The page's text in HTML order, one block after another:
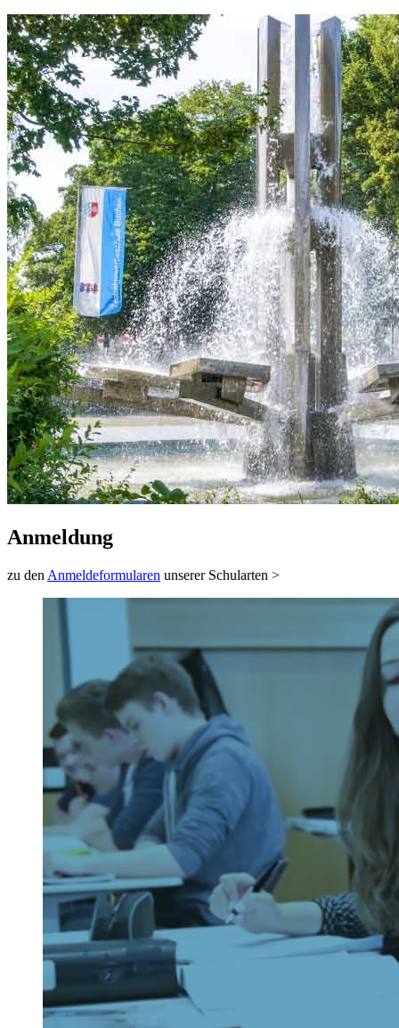
Anmeldung
zu den Anmeldeformularen unserer Schularten >